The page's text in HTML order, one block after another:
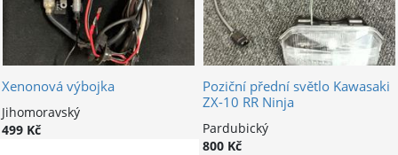
Xenonová výbojka
Jihomoravský
499 Kč
Poziční přední světlo Kawasaki
ZX-10 RR Ninja
Pardubický
800 Kč